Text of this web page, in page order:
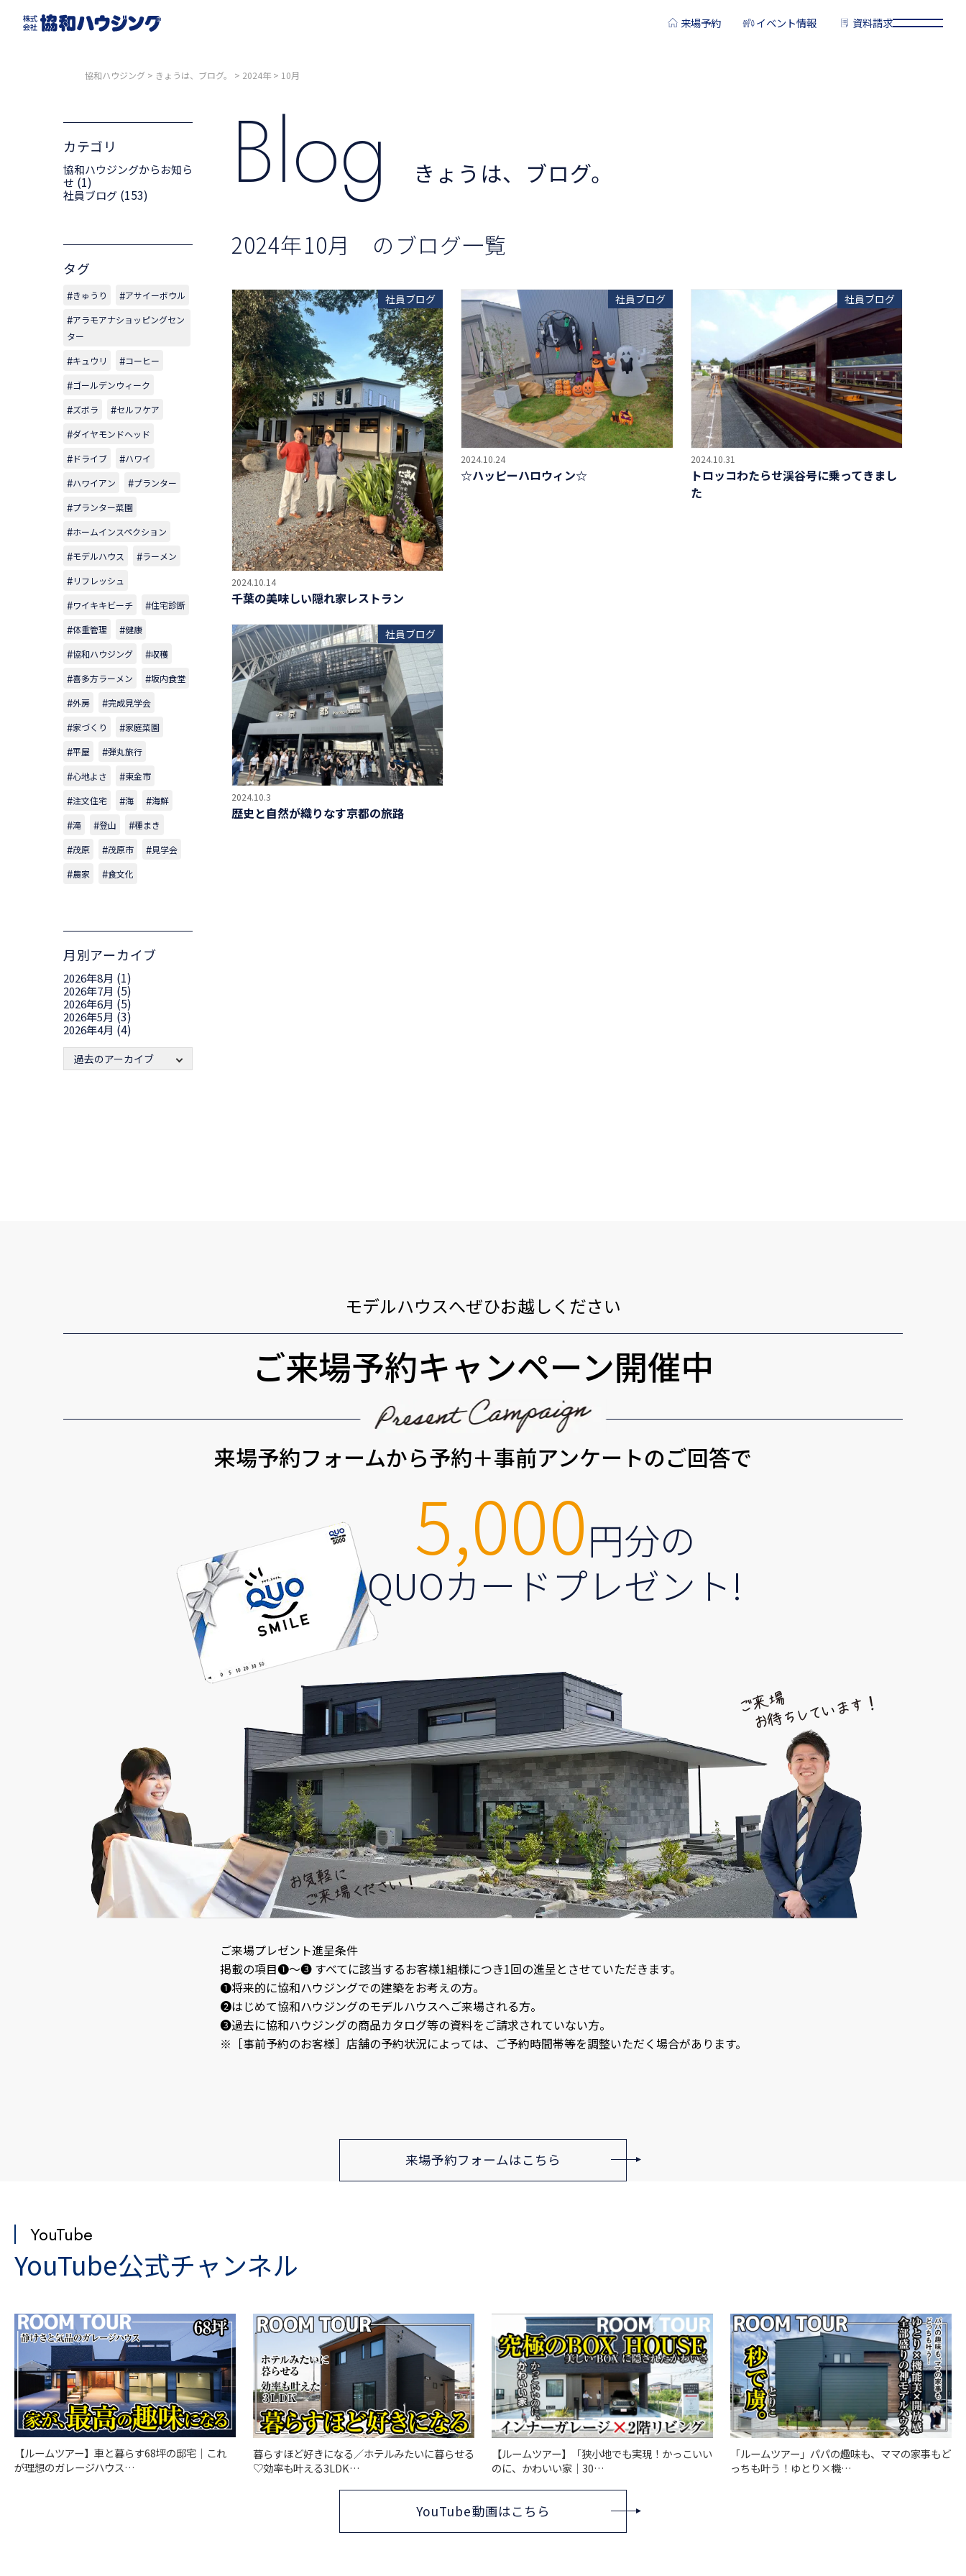
来場予約 イベント情報 資料請求
協和ハウジング > きょうは、ブログ。 > 2024年> 10月
Blog きょうは、ブログ。
2024年10月 のブログ一覧
社員ブログ
2024.10.14
千葉の美味しい隠れ家レストラン
社員ブログ
2024.10.24
☆ハッピーハロウィン☆
社員ブログ
2024.10.31
トロッコわたらせ渓谷号に乗ってきまし
た
社員ブログ
2024.10.3
歴史と自然が織りなす京都の旅路
カテゴリ
協和ハウジングからお知ら
せ (1)
社員ブログ (153)
タグ
きゅうり
アサイーボウル
アラモアナショッピングセン
ター
キュウリ
コーヒー
ゴールデンウィーク
ズボラ
セルフケア
ダイヤモンドヘッド
ドライブ
ハワイ
ハワイアン
プランター
プランター菜園
ホームインスペクション
モデルハウス
ラーメン
リフレッシュ
ワイキキビーチ
住宅診断
体重管理
健康
協和ハウジング
収穫
喜多方ラーメン
坂内食堂
外房
完成見学会
家づくり
家庭菜園
平屋
弾丸旅行
心地よさ
東金市
注文住宅
海
海鮮
滝
登山
種まき
茂原
茂原市
見学会
農家
食文化
月別アーカイブ
2026年8月 (1)
2026年7月 (5)
2026年6月 (5)
2026年5月 (3)
2026年4月 (4)
過去のアーカイブ
モデルハウスへぜひお越しください
ご来場予約キャンペーン開催中
来場予約フォームから予約＋事前アンケートのご回答で
5,000円分の
QUOカードプレゼント!
ご来場プレゼント進呈条件
掲載の項目❶～❸ すべてに該当するお客様1組様につき1回の進呈とさせていただきます。
❶将来的に協和ハウジングでの建築をお考えの方。
❷はじめて協和ハウジングのモデルハウスへご来場される方。
❸過去に協和ハウジングの商品カタログ等の資料をご請求されていない方。
※［事前予約のお客様］店舗の予約状況によっては、ご予約時間帯等を調整いただく場合があります。
来場予約フォームはこちら
YouTube
YouTube公式チャンネル
【ルームツアー】車と暮らす68坪の邸宅｜これ
が理想のガレージハウス…
暮らすほど好きになる／ホテルみたいに暮らせる
♡効率も叶える3LDK…
【ルームツアー】「狭小地でも実現！かっこいい
のに、かわいい家｜30…
「ルームツアー」パパの趣味も、ママの家事もど
っちも叶う！ゆとり×機…
YouTube動画はこちら